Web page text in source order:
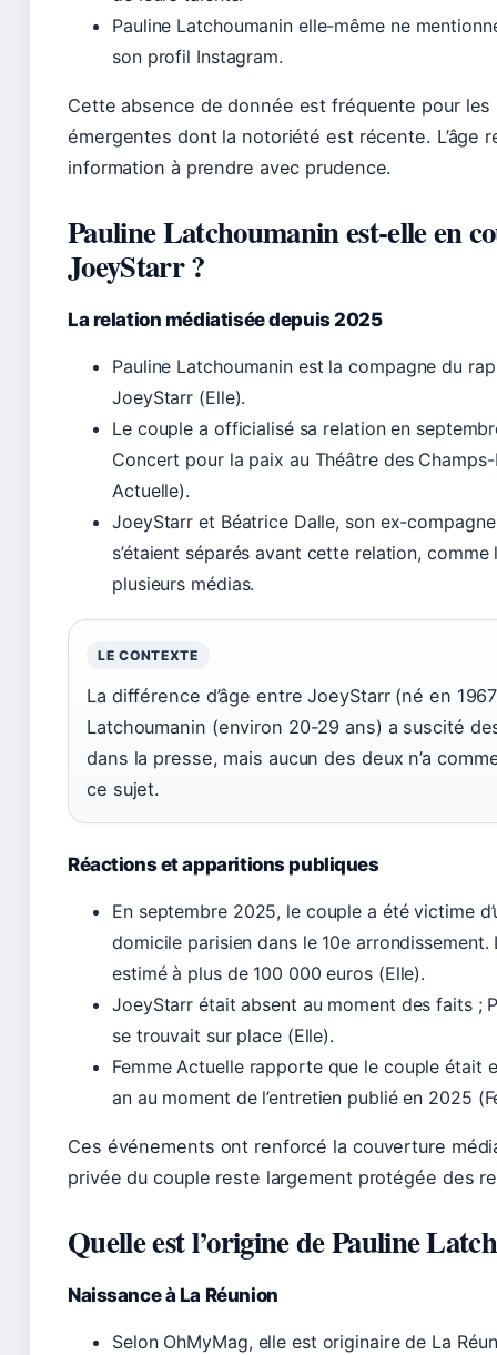
Pauline Latchoumanin elle-même ne
son profil Instagram.
Cette absence de donnée est fréquente pour
émergentes dont la notoriété est récente. L’âge
information à prendre avec prudence.
Pauline Latchoumanin est-elle en
JoeyStarr ?
La relation médiatisée depuis 2025
Pauline Latchoumanin est la compagne du
JoeyStarr (Elle).
Le couple a officialisé sa relation en
Concert pour la paix au Théâtre des Champs-
Actuelle).
JoeyStarr et Béatrice Dalle, son ex-
s’étaient séparés avant cette relation, comme
plusieurs médias.
LE CONTEXTE
La différence d’âge entre JoeyStarr (né en
Latchoumanin (environ 20-29 ans) a suscité
dans la presse, mais aucun des deux n’a
ce sujet.
Réactions et apparitions publiques
En septembre 2025, le couple a été victime
domicile parisien dans le 10e arrondissement.
estimé à plus de 100 000 euros (Elle).
JoeyStarr était absent au moment des faits ;
se trouvait sur place (Elle).
Femme Actuelle rapporte que le couple était
an au moment de l’entretien publié en 2025
Ces événements ont renforcé la couverture
privée du couple reste largement protégée des
Quelle est l’origine de Pauline
Naissance à La Réunion
Selon OhMyMag, elle est originaire de La